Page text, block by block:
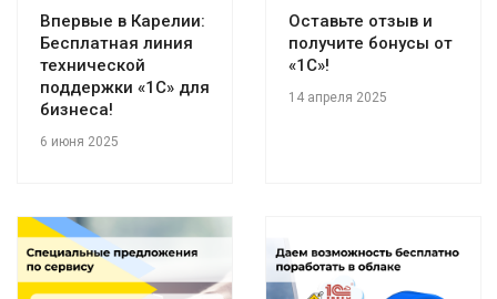
Впервые в Карелии:
Бесплатная линия
технической
поддержки «1С» для
бизнеса!
6 июня 2025
Оставьте отзыв и
получите бонусы от
«1С»!
14 апреля 2025